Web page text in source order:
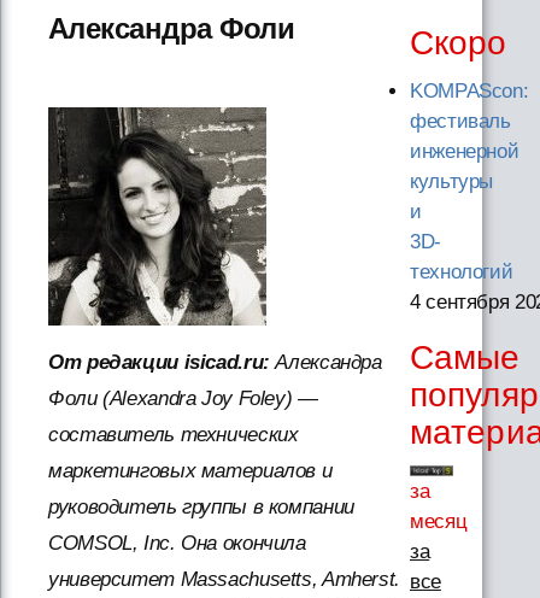
Александра Фоли
От редакции isicad.ru: Александра
Фоли (Alexandra Joy Foley) —
составитель технических
маркетинговых материалов и
руководитель группы в компании
COMSOL, Inc. Она окончила
университет Massachusetts, Amherst.
Скоро
KOMPAScon:
фестиваль
инженерной
культуры
и
3D-
технологий
4 сентября
Самые
за
месяц
за
все